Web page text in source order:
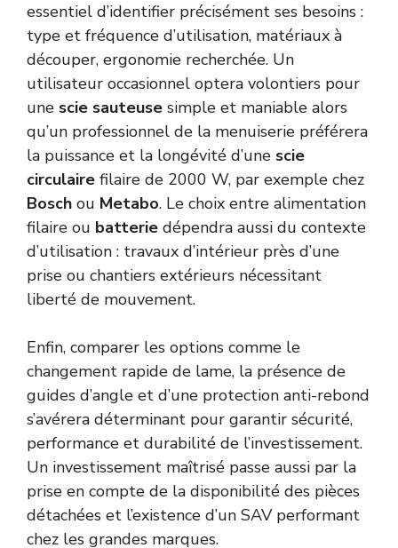
essentiel d’identifier précisément ses besoins :
type et fréquence d’utilisation, matériaux à
découper, ergonomie recherchée. Un
utilisateur occasionnel optera volontiers pour
une scie sauteuse simple et maniable alors
qu’un professionnel de la menuiserie préférera
la puissance et la longévité d’une scie
circulaire filaire de 2000 W, par exemple chez
Bosch ou Metabo. Le choix entre alimentation
filaire ou batterie dépendra aussi du contexte
d’utilisation : travaux d’intérieur près d’une
prise ou chantiers extérieurs nécessitant
liberté de mouvement.
Enfin, comparer les options comme le
changement rapide de lame, la présence de
guides d’angle et d’une protection anti-rebond
s’avérera déterminant pour garantir sécurité,
performance et durabilité de l’investissement.
Un investissement maîtrisé passe aussi par la
prise en compte de la disponibilité des pièces
détachées et l’existence d’un SAV performant
chez les grandes marques.